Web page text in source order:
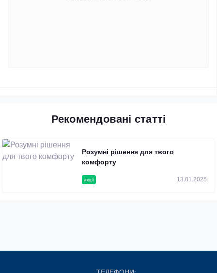
Рекомендовані статті
акції 13.01.2025
Розумні рішення для твого
комфорту